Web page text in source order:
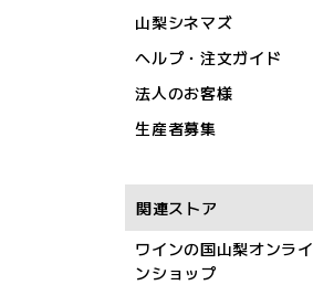
山梨シネマズ
ヘルプ・注文ガイド
法人のお客様
生産者募集
関連ストア
ワインの国山梨オンライ
ンショップ